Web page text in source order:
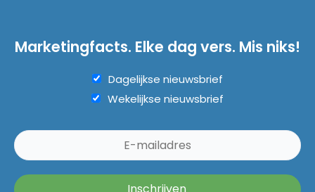
Marketingfacts. Elke dag vers. Mis niks!
Dagelijkse nieuwsbrief
Wekelijkse nieuwsbrief